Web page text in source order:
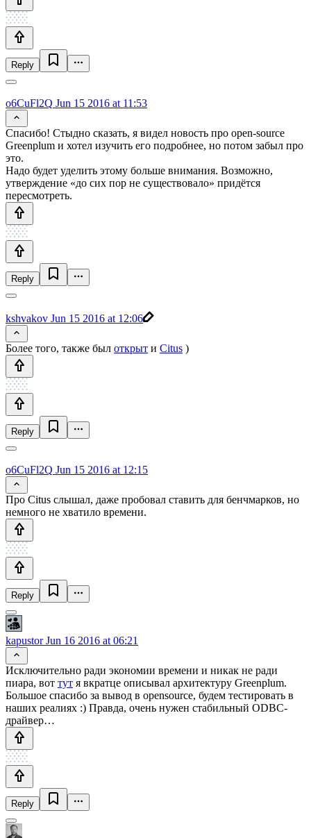
Reply
o6CuFl2Q Jun 15 2016 at 11:53
Спасибо! Стыдно сказать, я видел новость про open-source
Greenplum и хотел изучить его подробнее, но потом забыл про
это.
Надо будет уделить этому больше внимания. Возможно,
утверждение «до сих пор не существовало» придётся
пересмотреть.
Reply
kshvakov Jun 15 2016 at 12:06
Более того, также был открыт и Citus )
Reply
o6CuFl2Q Jun 15 2016 at 12:15
Про Citus слышал, даже пробовал ставить для бенчмарков, но
немного не хватило времени.
Reply
kapustorJun 16 2016 at 06:21
Исключительно ради экономии времени и никак не ради
пиара, вот тут я вкратце описывал архитектуру Greenplum.
Большое спасибо за вывод в opensource, будем тестировать в
наших реалиях :) Правда, очень нужен стабильный ODBC-
драйвер…
Reply